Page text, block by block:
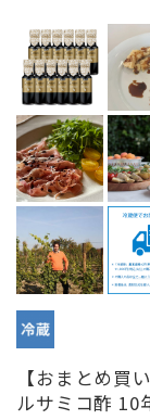
【おまとめ
ルサミコ酢 10